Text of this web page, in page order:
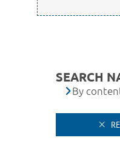
SEARCH
By